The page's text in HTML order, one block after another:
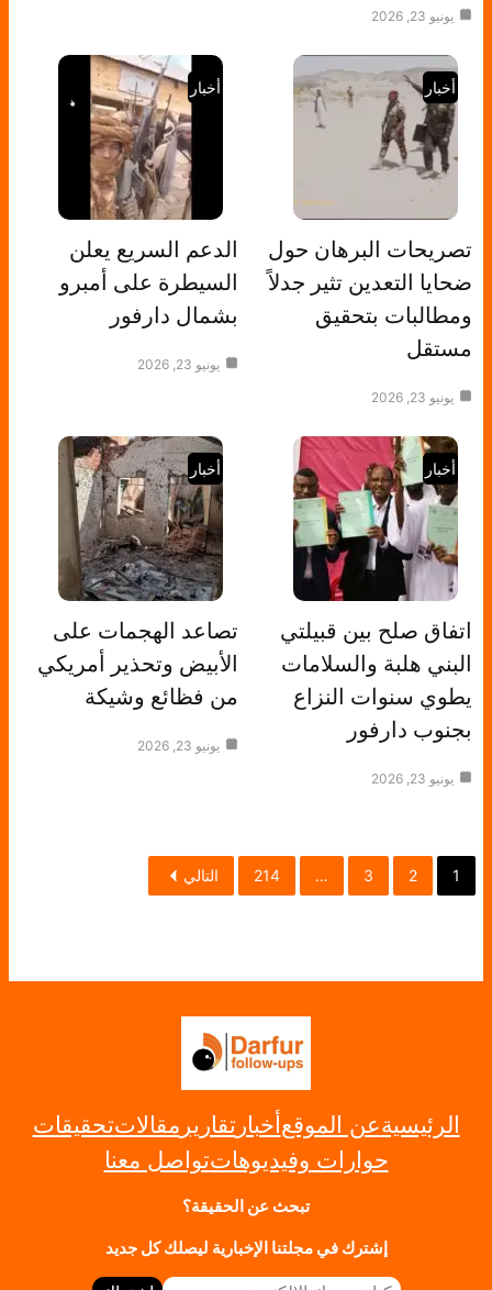
يونيو 23, 2026
أخبار
تصريحات البرهان حول
ضحايا التعدين تثير جدلاً
ومطالبات بتحقيق
مستقل
يونيو 23, 2026
أخبار
الدعم السريع يعلن
السيطرة على أمبرو
بشمال دارفور
يونيو 23, 2026
أخبار
اتفاق صلح بين قبيلتي
البني هلبة والسلامات
يطوي سنوات النزاع
بجنوب دارفور
يونيو 23, 2026
أخبار
تصاعد الهجمات على
الأبيض وتحذير أمريكي
من فظائع وشيكة
يونيو 23, 2026
1
2
3
…
214 التالي
الرئيسيةعن الموقعأخبارتقارير مقالاتتحقيقات
حوارات وفيديوهاتتواصل معنا
تبحث عن الحقيقة؟
إشترك في مجلتنا الإخبارية ليصلك كل جديد
كتابة بريدك الإلكتروني…